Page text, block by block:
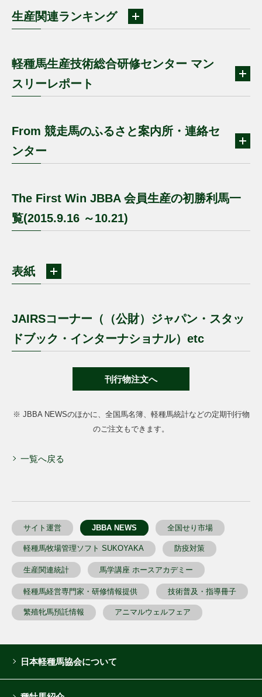
生産関連ランキング
軽種馬生産技術総合研修センター マン
スリーレポート
From 競走馬のふるさと案内所・連絡セ
ンター
The First Win JBBA 会員生産の初勝利馬一
覧(2015.9.16 ～10.21)
表紙
JAIRSコーナー（（公財）ジャパン・スタッ
ドブック・インターナショナル）etc
刊行物注文へ
※ JBBA NEWSのほかに、全国馬名簿、軽種馬統計などの定期刊行物
のご注文もできます。
一覧へ戻る
サイト運営 JBBA NEWS 全国せり市場
軽種馬牧場管理ソフト SUKOYAKA 防疫対策
生産関連統計 馬学講座 ホースアカデミー
軽種馬経営専門家・研修情報提供 技術普及・指導冊子
繁殖牝馬預託情報 アニマルウェルフェア
日本軽種馬協会について